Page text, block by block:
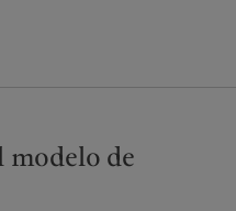
modelo de